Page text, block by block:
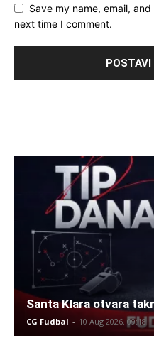
Save my name, email,
next time I comment.
Santa Klara otvara
CG Fudbal - 10 Aug 2026. 09:18